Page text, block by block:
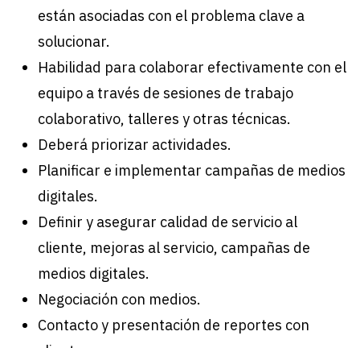
están asociadas con el problema clave a
solucionar.
Habilidad para colaborar efectivamente con el
equipo a través de sesiones de trabajo
colaborativo, talleres y otras técnicas.
Deberá priorizar actividades.
Planificar e implementar campañas de medios
digitales.
Definir y asegurar calidad de servicio al
cliente, mejoras al servicio, campañas de
medios digitales.
Negociación con medios.
Contacto y presentación de reportes con